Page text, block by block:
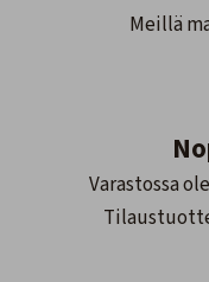
Meillä
Varastossa